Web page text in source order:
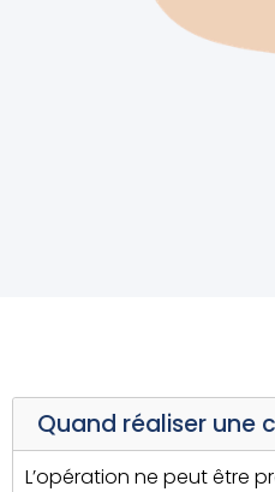
Quand réaliser une
L’opération ne peut être